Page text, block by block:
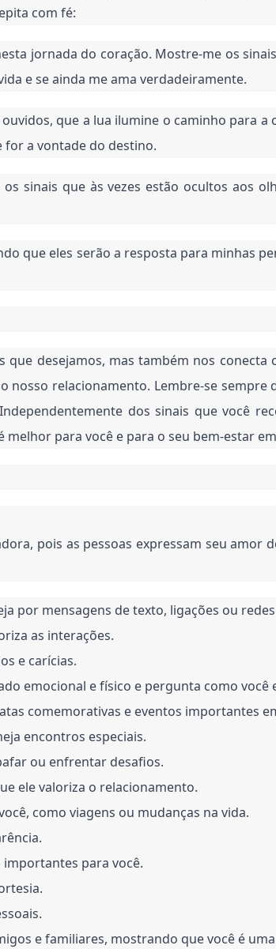
com fé:
jornada do coração. Mostre-me os
e se ainda me ama verdadeiramente.
que a lua ilumine o caminho para
for a vontade do destino.
sinais que às vezes estão ocultos aos
que eles serão a resposta para minhas
desejamos, mas também nos
relacionamento. Lembre-se
dos sinais que você
melhor para você e para o seu bem-estar
pois as pessoas expressam seu amor
por mensagens de texto, ligações ou
as interações.
e carícias.
emocional e físico e pergunta como você
comemorativas e eventos importantes
encontros especiais.
ou enfrentar desafios.
ele valoriza o relacionamento.
como viagens ou mudanças na vida.
importantes para você.
e familiares, mostrando que você é